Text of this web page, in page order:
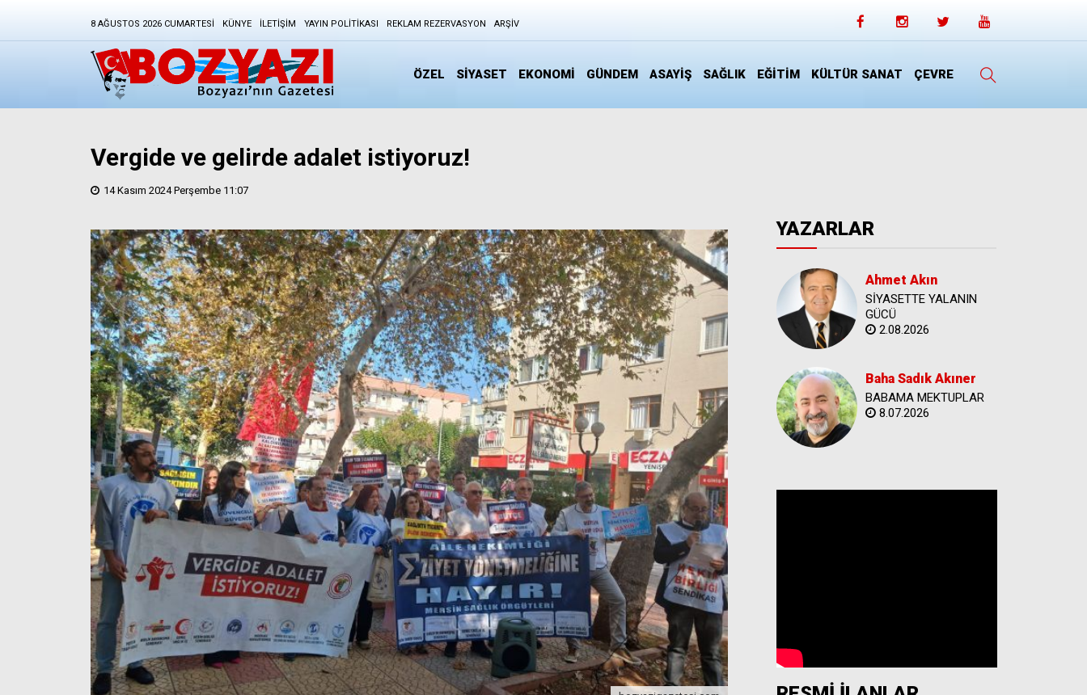
8 AĞUSTOS 2026 CUMARTESI KÜNYE İLETIŞIM YAYIN POLITIKASI REKLAM REZERVASYON ARŞIV
ÖZEL SİYASET EKONOMİ GÜNDEM ASAYİŞ SAĞLIK EĞİTİM KÜLTÜR SANAT ÇEVRE
Vergide ve gelirde adalet istiyoruz!
14 Kasım 2024 Perşembe 11:07
YAZARLAR
Ahmet Akın
SİYASETTE YALANIN
GÜCÜ
2.08.2026
Baha Sadık Akıner
BABAMA MEKTUPLAR
8.07.2026